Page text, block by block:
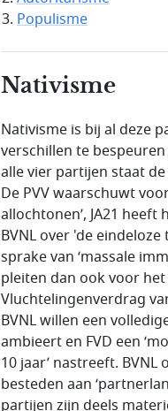
Populisme
Nativisme
Nativisme is bij al deze
verschillen te
alle vier partijen staat
De PVV waarschuwt
allochtonen’, JA21
BVNL over 'de
sprake van ‘massale
pleiten dan ook voor
Vluchtelingenverdrag
BVNL willen een
ambieert en FVD een
10 jaar’ nastreeft.
besteden aan
partijen zijn deels